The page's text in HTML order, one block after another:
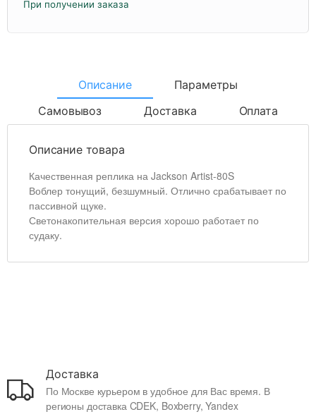
При получении заказа
Описание
Параметры
Самовывоз
Доставка Оплата
Описание товара
Качественная реплика на Jackson Artist-80S
Воблер тонущий, безшумный. Отлично срабатывает по
пассивной щуке.
Светонакопительная версия хорошо работает по
судаку.
Доставка
По Москве курьером в удобное для Вас время. В
регионы доставка CDEK, Boxberry, Yandex